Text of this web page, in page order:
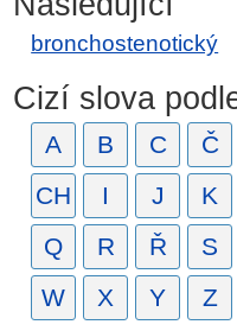
bronchostenotický
Cizí slova
A B C Č
CH
I J K
Q
R Ř S
W
X Y Z